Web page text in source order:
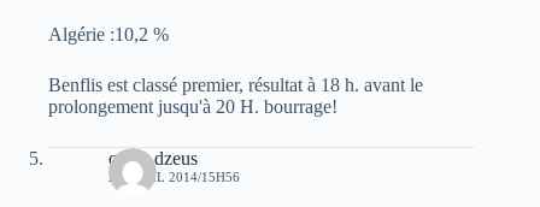
Algérie :10,2 %
Benflis est classé premier, résultat à 18 h. avant le
prolongement jusqu'à 20 H. bourrage!
oziris dzeus
20 AVRIL 2014/15H56